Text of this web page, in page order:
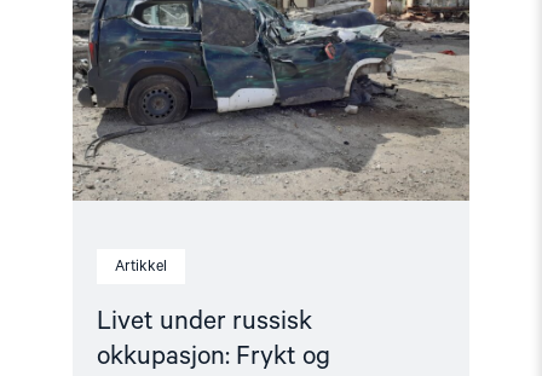
Artikkel
Livet under russisk
okkupasjon: Frykt og
okkupasjon:
Frykt
og
undertrykkelse"